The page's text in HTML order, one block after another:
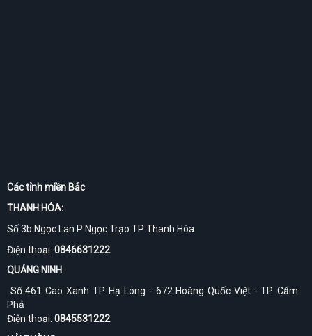
Các tỉnh miền Bắc
THANH HÓA:
Số 3b Ngọc Lan P Ngọc Trạo TP Thanh Hóa
Điện thoại: 0846631222
QUẢNG NINH
Số 461 Cao Xanh TP. Hạ Long - 672 Hoàng Quốc Việt - TP. Cẩm
Phả
Điện thoại: 0845531222